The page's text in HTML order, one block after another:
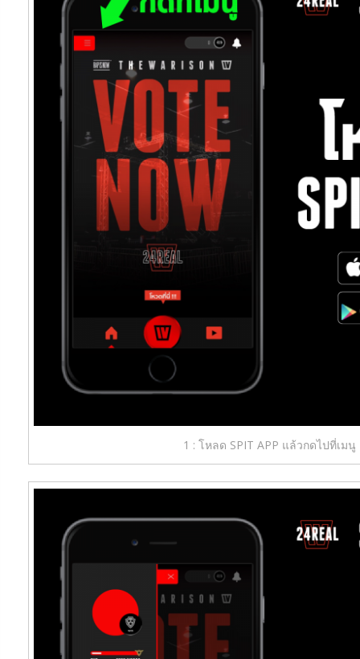
1 : โหลด SPIT APP แล้วกดไปที่เมนู